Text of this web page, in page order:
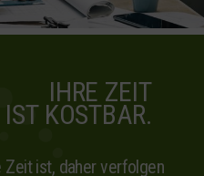
IHRE ZEIT
IST KOSTBAR.
Zeit ist, daher verfolgen